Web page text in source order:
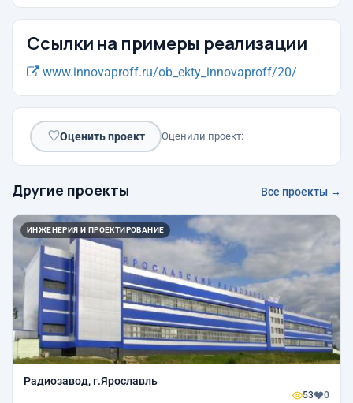
Ссылки на примеры реализации
www.innovaproff.ru/ob_ekty_innovaproff/20/
♡Оценить проект Оценили проект:
Другие проекты Все проекты →
ИНЖЕНЕРИЯ И ПРОЕКТИРОВАНИЕ
Радиозавод, г.Ярославль
53 0